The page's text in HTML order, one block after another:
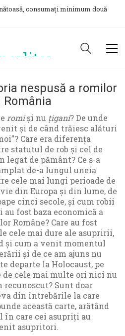
consumați minimum două
nespusă a romilor
România
romiși nu țigani? De unde
și de când trăiesc alături
Care era diferența
statutul de rob și cel de
legat de pământ? Ce s-a
de-a lungul uneia
cele mai lungi perioade de
din Europa și din lume, de
cinci secole, și cum robii
au fost baza economică a
Române? Care au fost
cele mai dure ale asupririi,
și cum a venit momentul
și de ce am ajuns nu
departe la Holocaust, pe
de cele mai multe ori nici nu
recunoscut? Sunt doar
din întrebările la care
această carte, arătând
în care cei asupriți au
asupritori.